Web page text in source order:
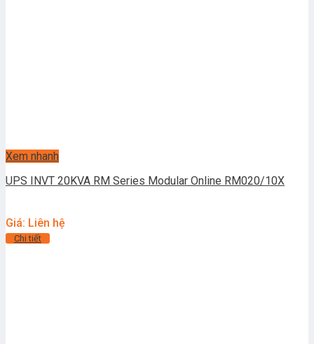
Xem nhanh
UPS INVT 20KVA RM Series Modular Online RM020/10X
Giá: Liên hệ
Chi tiết